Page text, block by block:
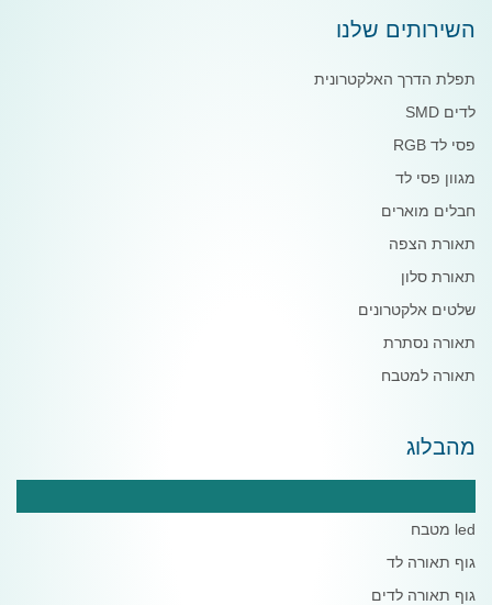
השירותים שלנו
תפלת הדרך האלקטרונית
לדים SMD
פסי לד RGB
מגוון פסי לד
חבלים מוארים
תאורת הצפה
תאורת סלון
שלטים אלקטרונים
תאורה נסתרת
תאורה למטבח
מהבלוג
led מטבח
גוף תאורה לד
גוף תאורה לדים